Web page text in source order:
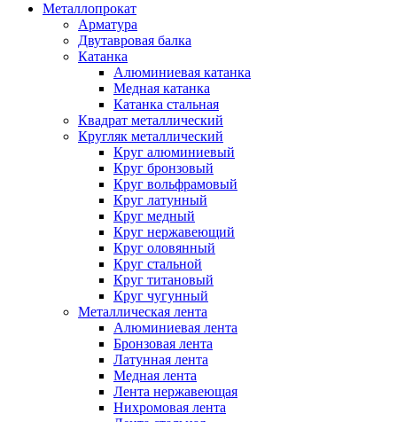
Металлопрокат
Арматура
Двутавровая балка
Катанка
Алюминиевая катанка
Медная катанка
Катанка стальная
Квадрат металлический
Кругляк металлический
Круг алюминиевый
Круг бронзовый
Круг вольфрамовый
Круг латунный
Круг медный
Круг нержавеющий
Круг оловянный
Круг стальной
Круг титановый
Круг чугунный
Металлическая лента
Алюминиевая лента
Бронзовая лента
Латунная лента
Медная лента
Лента нержавеющая
Нихромовая лента